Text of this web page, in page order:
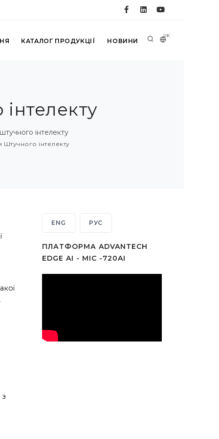
UK
КАТАЛОГ ПРОДУКЦІЇ НОВИНИ
інтелекту
інтелекту
ENG РУС
ПЛАТФОРМА ADVANTECH
EDGE AI - MIC -720AI